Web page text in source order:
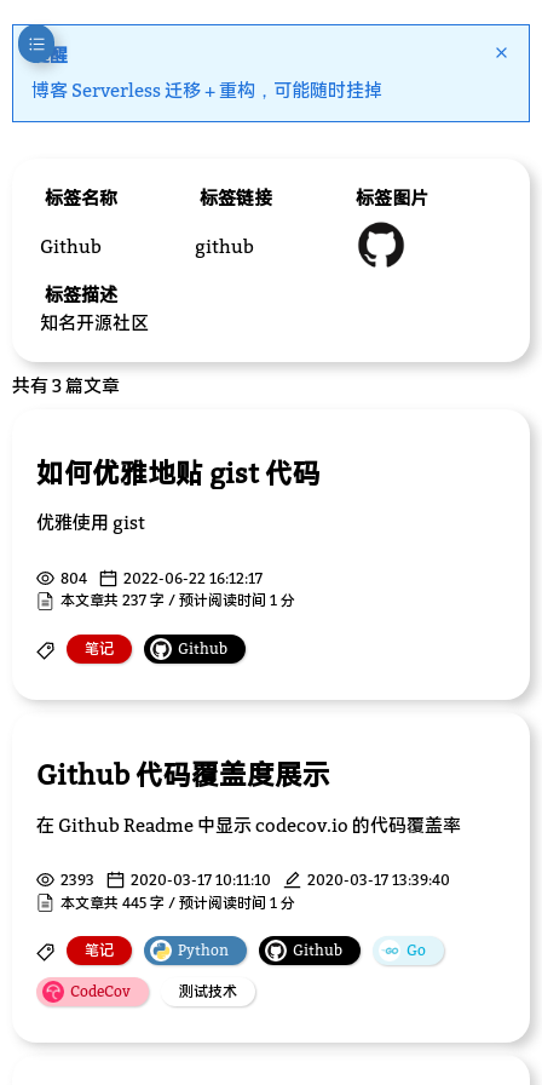
提醒
博客 Serverless 迁移 + 重构，可能随时挂掉
标签名称 标签链接 标签图片
Github github
标签描述
知名开源社区
共有 3 篇文章
如何优雅地贴 gist 代码
优雅使用 gist
804
2022-06-22 16:12:17
本文章共 237 字 / 预计阅读时间 1 分
笔记 Github
Github 代码覆盖度展示
在 Github Readme 中显示 codecov.io 的代码覆盖率
2393 2020-03-17 10:11:10
2020-03-17 13:39:40
本文章共 445 字 / 预计阅读时间 1 分
笔记 Python Github Go
CodeCov 测试技术